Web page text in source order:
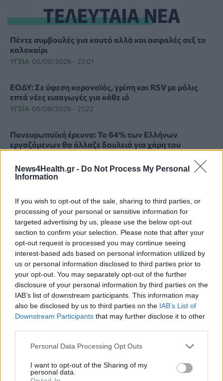
News4Health.gr - Do Not Process My Personal
Information
If you wish to opt-out of the sale, sharing to third parties, or
processing of your personal or sensitive information for
targeted advertising by us, please use the below opt-out
section to confirm your selection. Please note that after your
opt-out request is processed you may continue seeing
interest-based ads based on personal information utilized by
us or personal information disclosed to third parties prior to
your opt-out. You may separately opt-out of the further
disclosure of your personal information by third parties on the
IAB’s list of downstream participants. This information may
also be disclosed by us to third parties on the IAB’s List of
Downstream Participants that may further disclose it to other
Personal Data Processing Opt Outs
I want to opt-out of the Sharing of my
personal data.
ΤΕΛΕΥΤΑΙΑ ΝΕΑ
Πέντε συμβουλές για καυτό αλλά και ασφαλές σεξ το
καλοκαίρι
ΥΓΕΊΑ 06/08/2026 - 22:01
ΕΟΔΥ: Σε ύφεση κορονοϊός, γρίπη και RSV με μόλις
επτά νέες εισαγωγές για κάθε ιό
ΥΓΕΊΑ 06/08/2026 - 21:22
Πανευρωπαϊκή έρευνα: Το 64% των Ελλήνων
εργαζόμενων θα άλλαζε δουλειά για χάρη του
PET 06/08/2026 - 20:49
στο Τσαντ
ΕΠΙΚΑΙΡΌΤΗΤΑ 06/08/2026 - 20:22
Πρωτοποριακή ενδομήτρια επέμβαση σε νοσοκομείο
των ΗΠΑ έσωσε έμβρυο με σπάνια πάθηση
06/08/2026 - 19:17
ΗΠΑ: Επιτροπή της Γερουσίας προτείνει άσκηση
διώξεων σε βάρος του Άντονι Φάουτσι
ΕΠΙΚΑΙΡΌΤΗΤΑ 06/08/2026 - 18:38
Διαβητική αμφιβληστροειδοπάθεια: «Σιωπηλός»
κίνδυνος για την όραση των ασθενών
ΔΗΜΟΦΙΛΗ
Θεσσαλονίκη: Αναβάθμιση εξοπλισμού στο
68.000 ευρώ